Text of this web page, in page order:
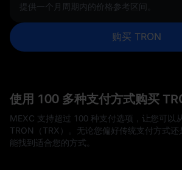
提供一个月周期内的价格参考区间。
购买 TRON
使用 100 多种支付方式购买
MEXC 支持超过 100 种支付选项，让您可以
TRON（TRX）。无论您偏好传统支付方式
能找到适合您的方式。